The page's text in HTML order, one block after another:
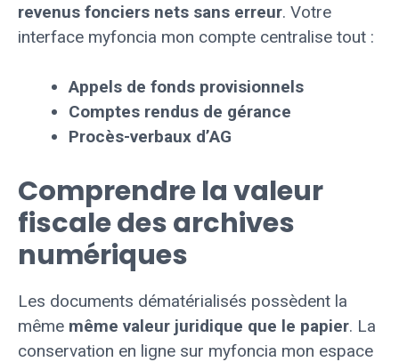
revenus fonciers nets sans erreur. Votre
interface myfoncia mon compte centralise tout :
Appels de fonds provisionnels
Comptes rendus de gérance
Procès-verbaux d’AG
Comprendre la valeur
fiscale des archives
numériques
Les documents dématérialisés possèdent la
même même valeur juridique que le papier. La
conservation en ligne sur myfoncia mon espace